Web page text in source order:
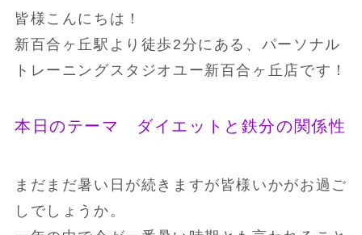
皆様こんにちは！
新百合ヶ丘駅より徒歩2分にある、パーソナル
トレーニングスタジオユー新百合ヶ丘店です！
本日のテーマ ダイエットと鉄分の関係性
まだまだ暑い日が続きますが皆様いかがお過ご
しでしょうか。